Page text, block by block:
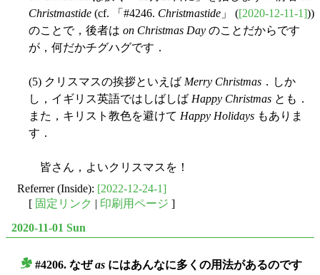
Christmastide (cf. 「#4246. Christmastide 」 ([2020-12-11-1]))
のことで，後者は on Christmas Day のことだからです
が，何だかチグハグです．
(5) クリスマスの挨拶といえば Merry Christmas ．しか
し，イギリス英語ではしばしば Happy Christmas とも．
また，キリスト教色を避けて Happy Holidays もありま
す．
皆さん，よいクリスマスを！
Referrer (Inside): [2022-12-24-1]
[ 固定リンク | 印刷用ページ ]
2020-11-01 Sun
#4206. なぜas にはあんなに多くの用法があるのです